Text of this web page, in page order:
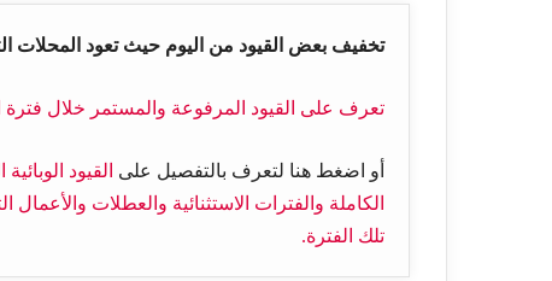
تخفيف بعض القيود من اليوم حيث تعود المحلات التجارية
تعرف على القيود المرفوعة والمستمر خلال فترة الأعياد 24 ديسمبر
أو اضغط هنا لتعرف بالتفصيل على
الكاملة والفترات الاستثنائية والعطلات
تلك الفترة.